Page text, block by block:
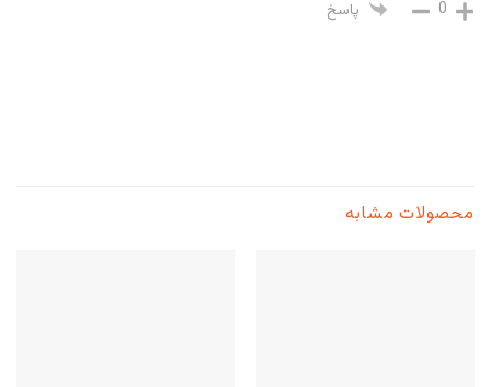
0 پاسخ
محصولات مشابه